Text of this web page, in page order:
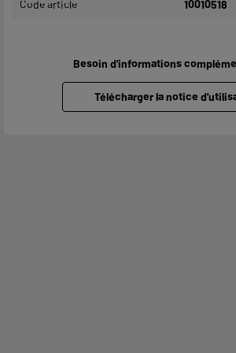
Code article 10010518
Besoin d'informations
Télécharger la notice